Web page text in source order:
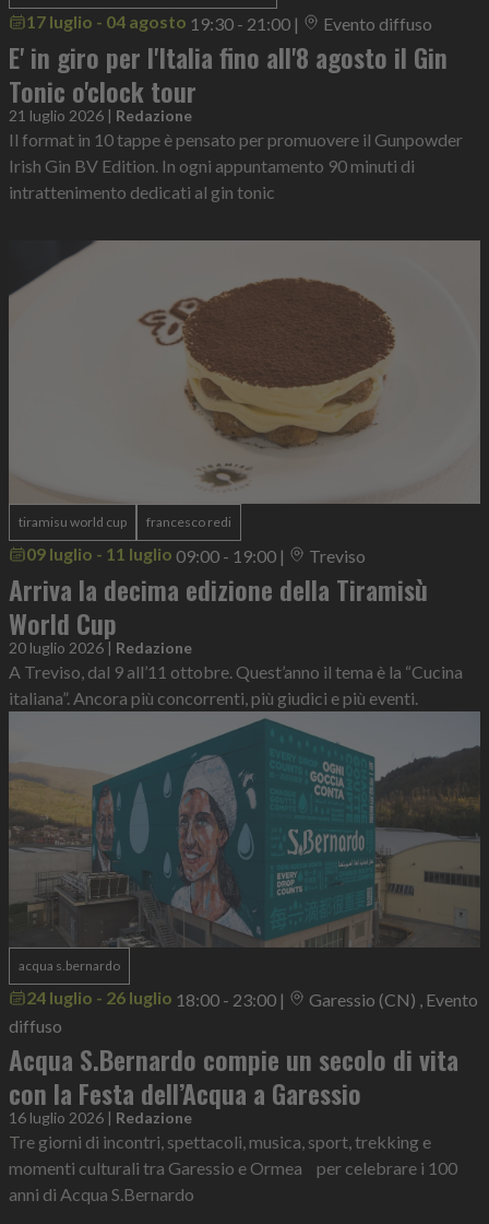
17 luglio - 04 agosto 19:30 - 21:00 | Evento diffuso
E' in giro per l'Italia fino all'8 agosto il Gin
Tonic o'clock tour
21 luglio 2026 | Redazione
Il format in 10 tappe è pensato per promuovere il Gunpowder
Irish Gin BV Edition. In ogni appuntamento 90 minuti di
intrattenimento dedicati al gin tonic
tiramisu world cup francesco redi
09 luglio - 11 luglio 09:00 - 19:00 | Treviso
Arriva la decima edizione della Tiramisù
World Cup
20 luglio 2026 | Redazione
A Treviso, dal 9 all’11 ottobre. Quest’anno il tema è la “Cucina
italiana”. Ancora più concorrenti, più giudici e più eventi.
acqua s.bernardo
24 luglio - 26 luglio 18:00 - 23:00 |
Garessio (CN) , Evento
diffuso
Acqua S.Bernardo compie un secolo di vita
con la Festa dell’Acqua a Garessio
16 luglio 2026 | Redazione
Tre giorni di incontri, spettacoli, musica, sport, trekking e
momenti culturali tra Garessio e Ormea per celebrare i 100
anni di Acqua S.Bernardo